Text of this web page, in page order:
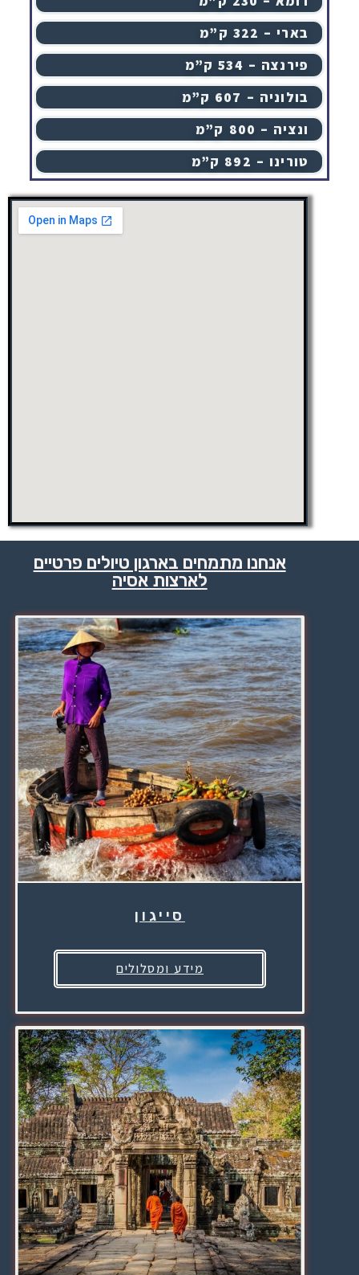
בארי – 322 ק”מ
פירנצה – 534 ק”מ
בולוניה – 607 ק”מ
ונציה – 800 ק”מ
טורינו – 892 ק”מ
אנחנו מתמחים בארגון טיולים פרטיים
לארצות אסיה
סייגון
מידע ומסלולים